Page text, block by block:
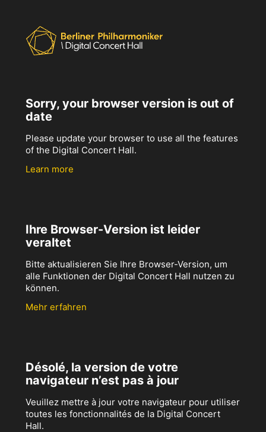
Sorry, your browser version is out of
date
Please update your browser to use all the features
of the Digital Concert Hall.
Learn more
Ihre Browser-Version ist leider
veraltet
Bitte aktualisieren Sie Ihre Browser-Version, um
alle Funktionen der Digital Concert Hall nutzen zu
können.
Mehr erfahren
Désolé, la version de votre
navigateur n’est pas à jour
Veuillez mettre à jour votre navigateur pour utiliser
toutes les fonctionnalités de la Digital Concert
Hall.